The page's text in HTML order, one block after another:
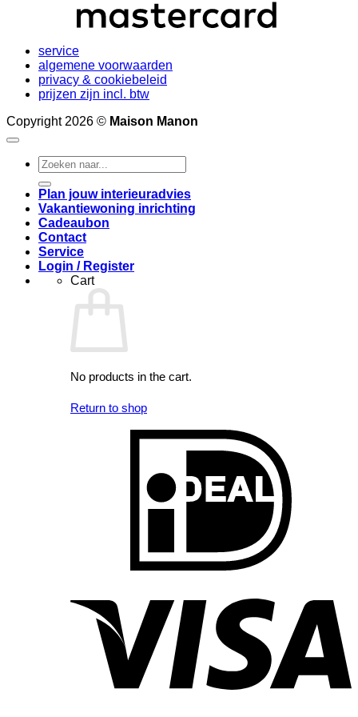
service
algemene voorwaarden
privacy & cookiebeleid
prijzen zijn incl. btw
Copyright 2026 © Maison Manon
Search
for:
Plan jouw interieuradvies
Vakantiewoning inrichting
Cadeaubon
Contact
Service
Login / Register
Cart
No products in the cart.
Return to shop